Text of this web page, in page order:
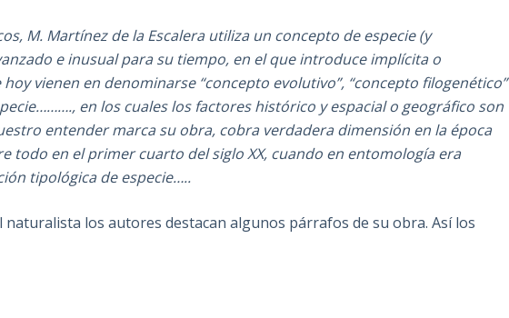
M. Martínez de la Escalera utiliza un concepto de especie (y
e inusual para su tiempo, en el que introduce implícita o
vienen en denominarse “concepto evolutivo”, “concepto filogenético”
en los cuales los factores histórico y espacial o geográfico son
entender marca su obra, cobra verdadera dimensión en la época
todo en el primer cuarto del siglo XX, cuando en entomología era
tipológica de especie…..
naturalista los autores destacan algunos párrafos de su obra. Así los